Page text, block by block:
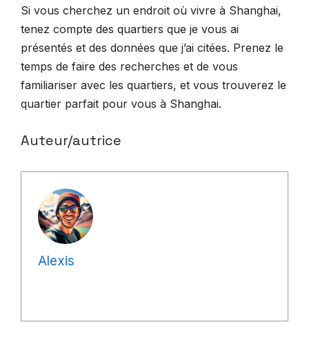
Si vous cherchez un endroit où vivre à Shanghai,
tenez compte des quartiers que je vous ai
présentés et des données que j’ai citées. Prenez le
temps de faire des recherches et de vous
familiariser avec les quartiers, et vous trouverez le
quartier parfait pour vous à Shanghai.
Auteur/autrice
Alexis